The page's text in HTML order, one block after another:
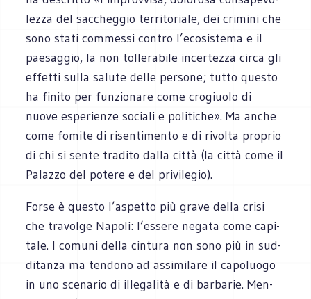
lezza del sac­cheg­gio ter­ri­to­riale, dei cri­mini che
sono stati com­messi con­tro l’ecosistema e il
pae­sag­gio, la non tol­le­ra­bile incer­tezza circa gli
effetti sulla salute delle per­sone; tutto que­sto
ha finito per fun­zio­nare come cro­giuolo di
nuove espe­rienze sociali e poli­ti­che». Ma anche
come fomite di risen­ti­mento e di rivolta pro­prio
di chi si sente tra­dito dalla città (la città come il
Palazzo del potere e del privilegio).
Forse è que­sto l’aspetto più grave della crisi
che tra­volge Napoli: l’essere negata come capi­
tale. I comuni della cin­tura non sono più in sud­
di­tanza ma ten­dono ad assi­mi­lare il capo­luogo
in uno sce­na­rio di ille­ga­lità e di bar­ba­rie. Men­